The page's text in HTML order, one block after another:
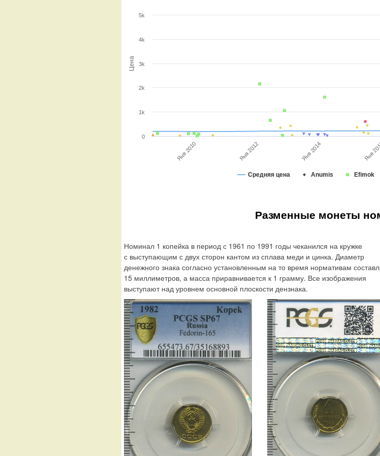
Цена
Средняя цена Anumis Efimok
Янв 2010 Янв 2012 Янв 2014 Янв
0
1k
2k
3k
4k
5k
Разменные монеты
Номинал 1 копейка в период с 1961 по 1991 годы чеканился на кружке
с выступающим с двух сторон кантом из сплава меди и цинка. Диаметр
денежного знака согласно установленным на то время нормативам
15 миллиметров, а масса приравнивается к 1 грамму. Все изображения
выступают над уровнем основной плоскости дензнака.